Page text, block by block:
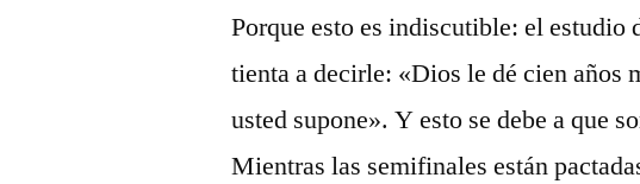
Porque esto es indiscutible: el estudio
tienta a decirle: «Dios le dé cien años
usted supone». Y esto se debe a que
Mientras las semifinales están